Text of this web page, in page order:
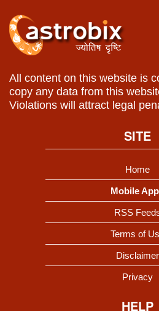
All content on this website is
copy any data from this
Violations will attract legal
SITE
Home
Mobile
RSS
Terms of
Disclaimer
Privacy
HELP